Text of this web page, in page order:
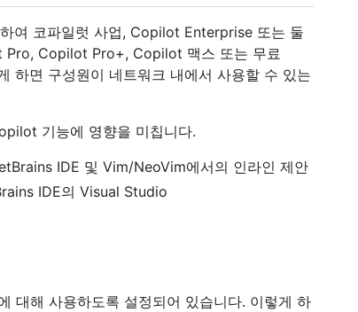
여 코파일럿 사업, Copilot Enterprise 또는 둘
Pro, Copilot Pro+, Copilot 맥스 또는 무료
하면 구성원이 네트워크 내에서 사용할 수 있는
기능에 영향을 미칩니다.
IDE 및 Vim/NeoVim에서의 인라인 제안
IDE의 Visual Studio
대해 사용하도록 설정되어 있습니다. 이렇게 하